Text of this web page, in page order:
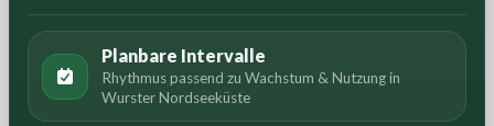
Planbare Intervalle
Rhythmus passend zu Wachstum & Nutzung in
Wurster Nordseeküste